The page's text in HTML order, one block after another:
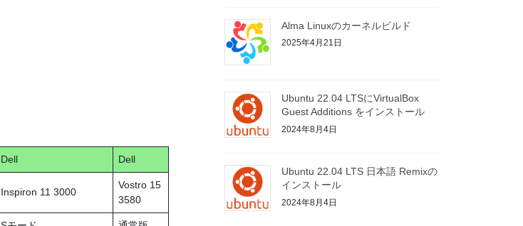
Dell Dell
Inspiron 11 3000
Vostro 15
3580
Alma Linuxのカーネルビルド
2025年4月21日
Ubuntu 22.04 LTSにVirtualBox
Guest Additions をインストール
2024年8月4日
Ubuntu 22.04 LTS 日本語 Remixの
インストール
2024年8月4日